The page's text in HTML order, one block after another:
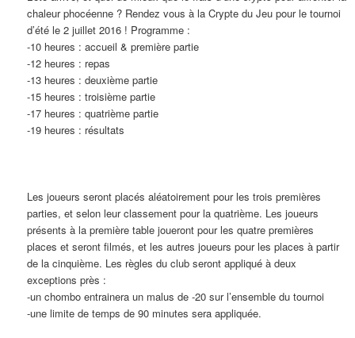
chaleur phocéenne ? Rendez vous à la Crypte du Jeu pour le tournoi
d’été le 2 juillet 2016 ! Programme :
-10 heures : accueil & première partie
-12 heures : repas
-13 heures : deuxième partie
-15 heures : troisième partie
-17 heures : quatrième partie
-19 heures : résultats
Les joueurs seront placés aléatoirement pour les trois premières
parties, et selon leur classement pour la quatrième. Les joueurs
présents à la première table joueront pour les quatre premières
places et seront filmés, et les autres joueurs pour les places à partir
de la cinquième. Les règles du club seront appliqué à deux
exceptions près :
-un chombo entrainera un malus de -20 sur l’ensemble du tournoi
-une limite de temps de 90 minutes sera appliquée.